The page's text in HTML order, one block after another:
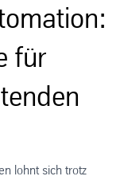
für
lohnt sich trotz